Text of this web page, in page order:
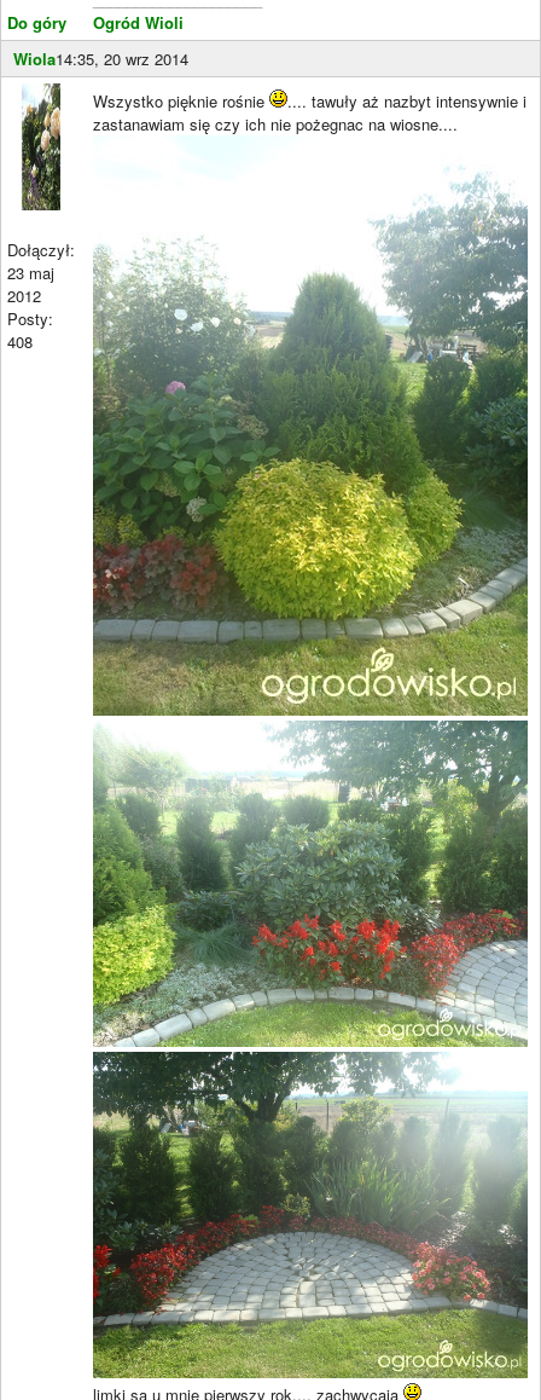
Do góry
Ogród Wioli
Wiola14:35, 20 wrz 2014
Dołączył:
23 maj
2012
Posty:
408
Wszystko pięknie rośnie
.... tawuły aż nazbyt intensywnie i
zastanawiam się czy ich nie pożegnac na wiosne....
limki są u mnie pierwszy rok.... zachwycają